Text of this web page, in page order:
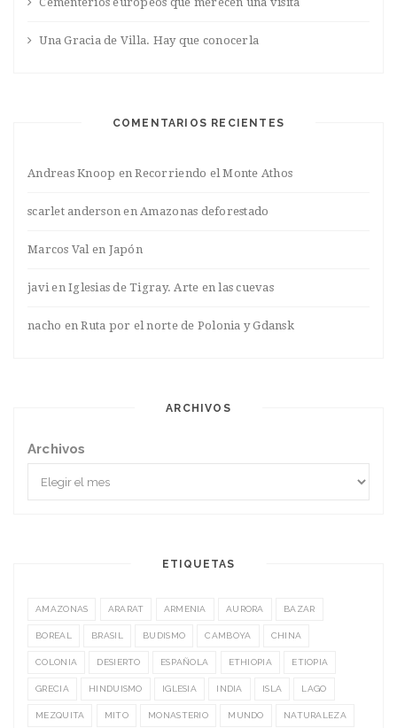
Una Gracia de Villa. Hay que conocerla
COMENTARIOS RECIENTES
Andreas Knoop enRecorriendo el Monte Athos
scarlet anderson enAmazonas deforestado
Marcos Valen Japón
javienIglesias de Tigray. Arte en las cuevas
nacho enRuta por el norte de Polonia y Gdansk
ARCHIVOS
Archivos
ETIQUETAS
AMAZONAS ARARAT ARMENIA AURORA BAZAR
BOREAL BRASIL BUDISMO CAMBOYA CHINA
COLONIA DESIERTO ESPAÑOLA ETHIOPIA ETIOPIA
GRECIA HINDUISMO IGLESIA INDIA ISLA LAGO
MEZQUITA MITO MONASTERIO MUNDO NATURALEZA